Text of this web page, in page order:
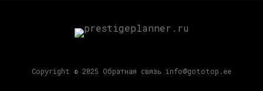
Copyright © 2025 Обратная связь info@gototop.ee